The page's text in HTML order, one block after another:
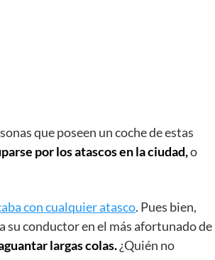
que poseen un coche de estas
por los atascos en la ciudad,o
con cualquier atasco. Pues bien,
su conductor en el más afortunado de
largas colas.¿Quién no